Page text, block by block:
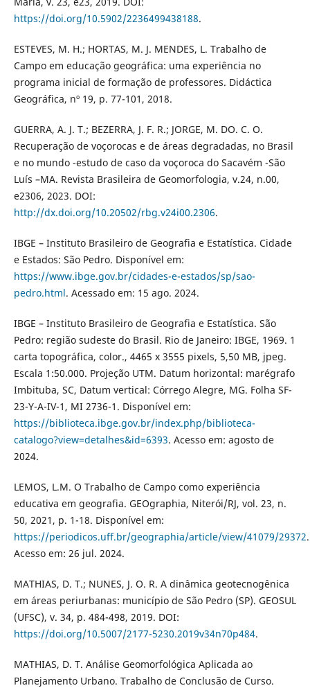
https://doi.org/10.5902/2236499438188.
ESTEVES, M. H.; HORTAS, M. J. MENDES, L. Trabalho de
Campo em educação geográfica: uma experiência no
programa inicial de formação de professores. Didáctica
Geográfica, nº 19, p. 77-101, 2018.
GUERRA, A. J. T.; BEZERRA, J. F. R.; JORGE, M. DO. C. O.
Recuperação de voçorocas e de áreas degradadas, no Brasil
e no mundo -estudo de caso da voçoroca do Sacavém -São
Luís –MA. Revista Brasileira de Geomorfologia, v.24, n.00,
e2306, 2023. DOI:
http://dx.doi.org/10.20502/rbg.v24i00.2306.
IBGE – Instituto Brasileiro de Geografia e Estatística. Cidade
e Estados: São Pedro. Disponível em:
https://www.ibge.gov.br/cidades-e-estados/sp/sao-
pedro.html. Acessado em: 15 ago. 2024.
IBGE – Instituto Brasileiro de Geografia e Estatística. São
Pedro: região sudeste do Brasil. Rio de Janeiro: IBGE, 1969. 1
carta topográfica, color., 4465 x 3555 pixels, 5,50 MB, jpeg.
Escala 1:50.000. Projeção UTM. Datum horizontal: marégrafo
Imbituba, SC, Datum vertical: Córrego Alegre, MG. Folha SF-
23-Y-A-IV-1, MI 2736-1. Disponível em:
https://biblioteca.ibge.gov.br/index.php/biblioteca-
catalogo?view=detalhes&id=6393. Acesso em: agosto de
2024.
LEMOS, L.M. O Trabalho de Campo como experiência
educativa em geografia. GEOgraphia, Niterói/RJ, vol. 23, n.
50, 2021, p. 1-18. Disponível em:
https://periodicos.uff.br/geographia/article/view/41079/29372.
Acesso em: 26 jul. 2024.
MATHIAS, D. T.; NUNES, J. O. R. A dinâmica geotecnogênica
em áreas periurbanas: município de São Pedro (SP). GEOSUL
(UFSC), v. 34, p. 484-498, 2019. DOI:
https://doi.org/10.5007/2177-5230.2019v34n70p484.
MATHIAS, D. T. Análise Geomorfológica Aplicada ao
Planejamento Urbano. Trabalho de Conclusão de Curso.